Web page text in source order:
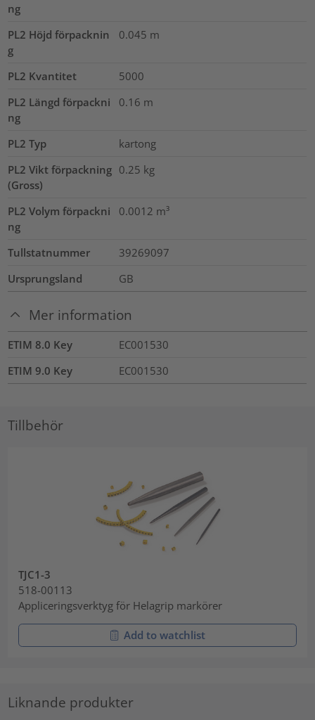
ng
PL2 Höjd förpacknin
g
0.045 m
PL2 Kvantitet
5000
PL2 Längd förpackni
ng
0.16 m
PL2 Typ
kartong
PL2 Vikt förpackning
(Gross)
0.25 kg
PL2 Volym förpackni
ng
0.0012 m³
Tullstatnummer
39269097
Ursprungsland
GB
Mer information
ETIM 8.0 Key
EC001530
ETIM 9.0 Key
EC001530
Tillbehör
TJC1-3
518-00113
Appliceringsverktyg för Helagrip markörer
Add to watchlist
Liknande produkter